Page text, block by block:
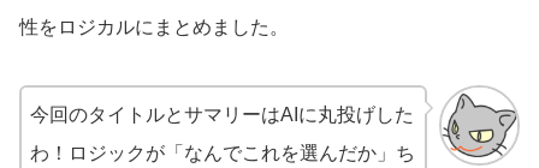
性をロジカルにまとめました。
今回のタイトルとサマリーはAIに丸投げした
わ！ロジックが「なんでこれを選んだか」ち